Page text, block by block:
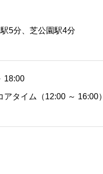
5分、芝公園駅4分
18:00
タイム（12:00 ～ 16:00）